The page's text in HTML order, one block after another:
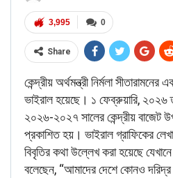
0
3,995
Share
কেন্দ্রীয় অর্থমন্ত্রী নির্মলা
ভাইরাল হয়েছে। ১ ফেব্রুয়ারি, ২০২৬
২০২৬-২০২৭ সালের কেন্দ্রীয় বাজেট
প্রকাশিত হয়। ভাইরাল গ্রাফিকের
বিবৃতির কথা উল্লেখ করা হয়েছে যেখানে
বলেছেন, “আমাদের দেশে কোনও